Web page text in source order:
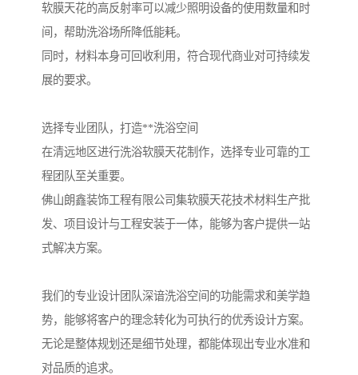
软膜天花的高反射率可以减少照明设备的使用数量和时
间，帮助洗浴场所降低能耗。
同时，材料本身可回收利用，符合现代商业对可持续发
展的要求。
选择专业团队，打造**洗浴空间
在清远地区进行洗浴软膜天花制作，选择专业可靠的工
程团队至关重要。
佛山朗鑫装饰工程有限公司集软膜天花技术材料生产批
发、项目设计与工程安装于一体，能够为客户提供一站
式解决方案。
我们的专业设计团队深谙洗浴空间的功能需求和美学趋
势，能够将客户的理念转化为可执行的优秀设计方案。
无论是整体规划还是细节处理，都能体现出专业水准和
对品质的追求。